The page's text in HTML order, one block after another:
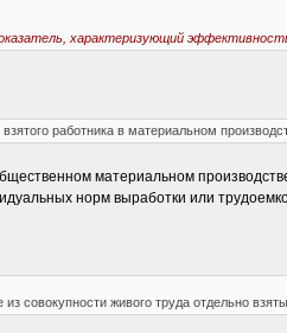
характеризующий
работника в материальном
материальном
норм выработки или
совокупности живого труда отдельно